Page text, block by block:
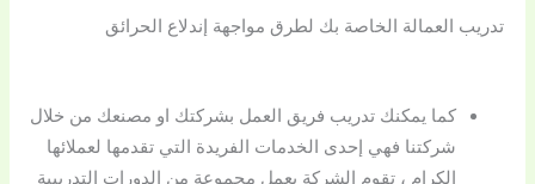
تدريب العمالة الخاصة بك لطرق مواجهة إندلاع الحرائق
كما يمكنك تدريب فريق العمل بشركتك او مصنعك من خلال
شركتنا فهي إحدى الخدمات الفريدة التي تقدمها لعملائها
الكرام ، تقوم الشركة بعمل مجموعة من الدورات التدريبية